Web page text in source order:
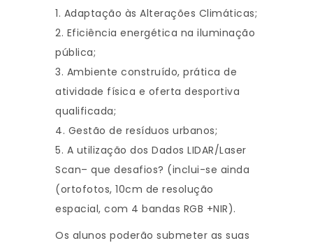
1. Adaptação às Alterações Climáticas;
2. Eficiência energética na iluminação
pública;
3. Ambiente construído, prática de
atividade física e oferta desportiva
qualificada;
4. Gestão de resíduos urbanos;
5. A utilização dos Dados LIDAR/Laser
Scan– que desafios? (inclui-se ainda
(ortofotos, 10cm de resolução
espacial, com 4 bandas RGB +NIR).
Os alunos poderão submeter as suas